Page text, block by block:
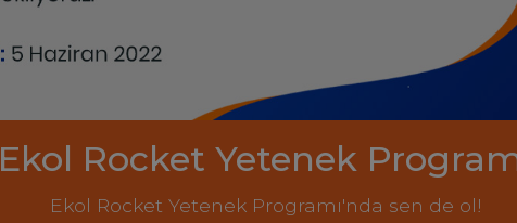
Ekol Rocket Yetenek
Ekol Rocket Yetenek Programı'nda sen de ol!